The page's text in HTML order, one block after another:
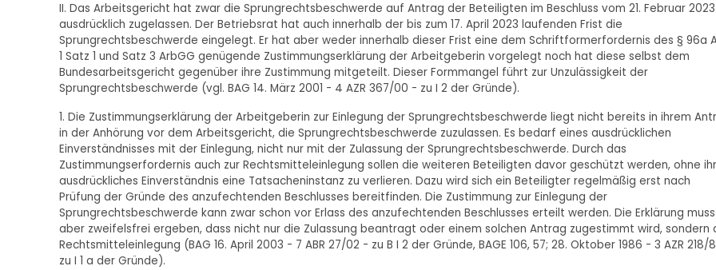
II. Das Arbeitsgericht hat zwar die Sprungrechtsbeschwerde auf Antrag der Beteiligten im Beschluss vom 21. Februar 2023
ausdrücklich zugelassen. Der Betriebsrat hat auch innerhalb der bis zum 17. April 2023 laufenden Frist die
Sprungrechtsbeschwerde eingelegt. Er hat aber weder innerhalb dieser Frist eine dem Schriftformerfordernis des § 96a
1 Satz 1 und Satz 3 ArbGG genügende Zustimmungserklärung der Arbeitgeberin vorgelegt noch hat diese selbst dem
Bundesarbeitsgericht gegenüber ihre Zustimmung mitgeteilt. Dieser Formmangel führt zur Unzulässigkeit der
Sprungrechtsbeschwerde (vgl. BAG 14. März 2001 - 4 AZR 367/00 - zu I 2 der Gründe).
1. Die Zustimmungserklärung der Arbeitgeberin zur Einlegung der Sprungrechtsbeschwerde liegt nicht bereits in ihrem
in der Anhörung vor dem Arbeitsgericht, die Sprungrechtsbeschwerde zuzulassen. Es bedarf eines ausdrücklichen
Einverständnisses mit der Einlegung, nicht nur mit der Zulassung der Sprungrechtsbeschwerde. Durch das
Zustimmungserfordernis auch zur Rechtsmitteleinlegung sollen die weiteren Beteiligten davor geschützt werden, ohne ihr
ausdrückliches Einverständnis eine Tatsacheninstanz zu verlieren. Dazu wird sich ein Beteiligter regelmäßig erst nach
Prüfung der Gründe des anzufechtenden Beschlusses bereitfinden. Die Zustimmung zur Einlegung der
Sprungrechtsbeschwerde kann zwar schon vor Erlass des anzufechtenden Beschlusses erteilt werden. Die Erklärung muss
aber zweifelsfrei ergeben, dass nicht nur die Zulassung beantragt oder einem solchen Antrag zugestimmt wird, sondern
Rechtsmitteleinlegung (BAG 16. April 2003 - 7 ABR 27/02 - zu B I 2 der Gründe, BAGE 106, 57; 28. Oktober 1986 - 3 AZR 218/
zu I 1 a der Gründe).